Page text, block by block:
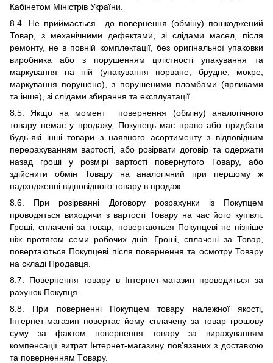
Кабінетом Міністрів України.
8.4. Не приймається до повернення (обміну) пошкоджений
Товар, з механічними дефектами, зі слідами масел, після
ремонту, не в повній комплектації, без оригінальної упаковки
виробника або з порушенням цілістності упакування та
маркування на ній (упакування порване, брудне, мокре,
маркування порушено), з порушеними пломбами (ярликами
та інше), зі слідами збирання та експлуатації.
8.5. Якщо на момент повернення (обміну) аналогічного
товару немає у продажу, Покупець має право або придбати
будь-які інші товари з наявного асортименту з відповідним
перерахуванням вартості, або розірвати договір та одержати
назад гроші у розмірі вартості повернутого Товару, або
здійснити обмін Товару на аналогічний при першому ж
надходженні відповідного товару в продаж.
8.6. При розірванні Договору розрахунки із Покупцем
проводяться виходячи з вартості Товару на час його купівлі.
Гроші, сплачені за товар, повертаються Покупцеві не пізніше
ніж протягом семи робочих днів. Гроші, сплачені за Товар,
повертаються Покупцеві після повернення та осмотру Товару
на складі Продавця.
8 7 . Повернення товару в Інтернет-магазин проводиться за
рахунок Покупця.
8 8 . При поверненні Покупцем товару належної якості,
Інтернет-магазин повертає йому сплачену за товар грошову
суму за фактом повернення товару за вирахуванням
компенсації витрат Інтернет-магазину пов'язаних з доставкою
та поверненням Товару.